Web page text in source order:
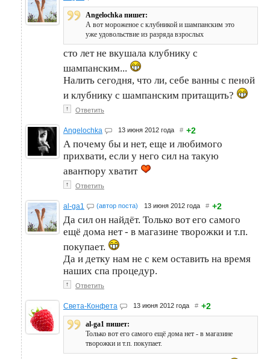
Angelochka пишет:
А вот мороженое с клубникой и шампанским это
уже удовольствие из разряда взрослых
сто лет не вкушала клубнику с
шампанским...
Налить сегодня, что ли, себе ванны с пеной
и клубнику с шампанским притащить?
↑ Ответить
Angelochka 13 июня 2012 года # +2
А почему бы и нет, еще и любимого
прихвати, если у него сил на такую
авантюру хватит
↑ Ответить
al-ga1 (автор поста) 13 июня 2012 года # +2
Да сил он найдёт. Только вот его самого
ещё дома нет - в магазине творожки и т.п.
покупает.
Да и детку нам не с кем оставить на время
наших спа процедур.
↑ Ответить
Света-Конфета 13 июня 2012 года # +2
al-ga1 пишет:
Только вот его самого ещё дома нет - в магазине
творожки и т.п. покупает.